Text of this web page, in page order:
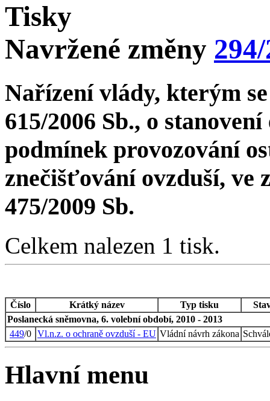
Tisky
Navržené změny
Nařízení vlády, kterým
615/2006 Sb., o
podmínek provozování
znečišťování ovzduší, ve
475/2009 Sb.
Celkem nalezen 1 tisk.
Číslo Krátký název Typ tisku
Poslanecká sněmovna, 6. volební období, 2010 - 2013
449/0 Vl.n.z. o ochraně ovzduší - EU Vládní návrh zákona
Hlavní menu